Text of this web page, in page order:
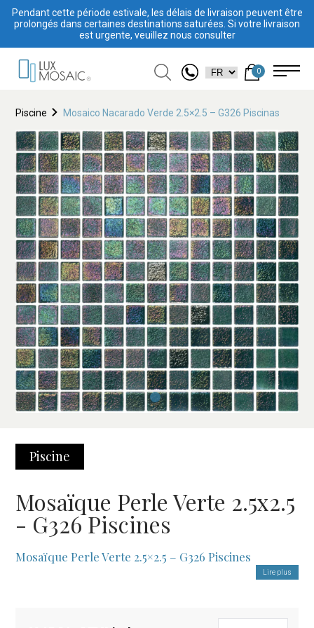
Pendant cette période estivale, les délais de livraison peuvent être
prolongés dans certaines destinations saturées. Si votre livraison
est urgente, veuillez nous consulter
0
Piscine Mosaico Nacarado Verde 2.5×2.5 – G326 Piscinas
Piscine
Mosaïque Perle Verte 2.5x2.5
- G326 Piscines
Mosaïque Perle Verte 2.5×2.5 – G326 Piscines
Lire plus